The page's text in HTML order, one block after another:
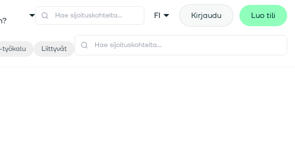
FI Kirjaudu Luo tili
työkalu Liittyvät